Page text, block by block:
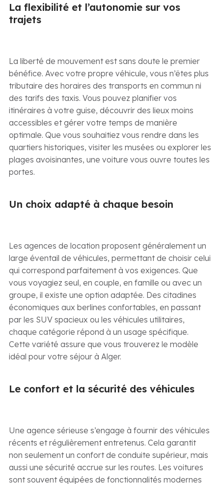
La flexibilité et l’autonomie sur vos
trajets
La liberté de mouvement est sans doute le premier
bénéfice. Avec votre propre véhicule, vous n’êtes plus
tributaire des horaires des transports en commun ni
des tarifs des taxis. Vous pouvez planifier vos
itinéraires à votre guise, découvrir des lieux moins
accessibles et gérer votre temps de manière
optimale. Que vous souhaitiez vous rendre dans les
quartiers historiques, visiter les musées ou explorer les
plages avoisinantes, une voiture vous ouvre toutes les
portes.
Un choix adapté à chaque besoin
Les agences de location proposent généralement un
large éventail de véhicules, permettant de choisir celui
qui correspond parfaitement à vos exigences. Que
vous voyagiez seul, en couple, en famille ou avec un
groupe, il existe une option adaptée. Des citadines
économiques aux berlines confortables, en passant
par les SUV spacieux ou les véhicules utilitaires,
chaque catégorie répond à un usage spécifique.
Cette variété assure que vous trouverez le modèle
idéal pour votre séjour à Alger.
Le confort et la sécurité des véhicules
Une agence sérieuse s’engage à fournir des véhicules
récents et régulièrement entretenus. Cela garantit
non seulement un confort de conduite supérieur, mais
aussi une sécurité accrue sur les routes. Les voitures
sont souvent équipées de fonctionnalités modernes